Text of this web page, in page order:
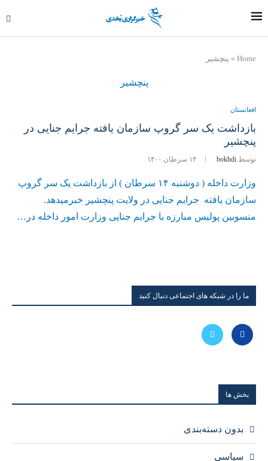
Home
» پنچشیر
پنچشیر
افغانستان
بازداشت یک سر گروپ سازمان یافته جرایم جنایی در
پنچشیر
توسط bokhdi ۱۴ سرطان ۱۴۰۰
وزارت داخله ( دوشنبه ۱۴ سرطان ) از بازداشت یک سر گروپ
سازمان یافته جرایم جنایی در ولایت پنچشیر خبرمیدهد.
منسوبين پولیس مبارزه با جرايم جنايی وزارت امور داخله در…
ما را در شبکه های اجتماعی دنبال کنید
بخش ها
بدون دسته‌بندی
سیاسی